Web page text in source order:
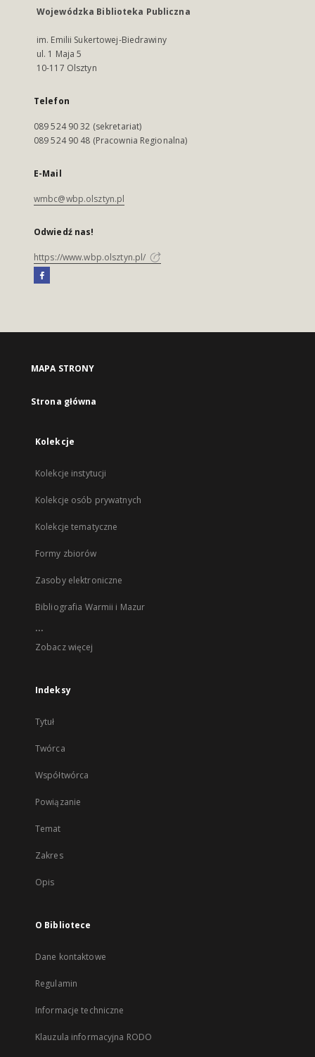
Wojewódzka Biblioteka Publiczna
im. Emilii Sukertowej-Biedrawiny
ul. 1 Maja 5
10-117 Olsztyn
Telefon
089 524 90 32 (sekretariat)
089 524 90 48 (Pracownia Regionalna)
E-Mail
wmbc@wbp.olsztyn.pl
Odwiedź nas!
https://www.wbp.olsztyn.pl/
MAPA STRONY
Strona główna
Kolekcje
Kolekcje instytucji
Kolekcje osób prywatnych
Kolekcje tematyczne
Formy zbiorów
Zasoby elektroniczne
Bibliografia Warmii i Mazur
...
Zobacz więcej
Indeksy
Tytuł
Twórca
Współtwórca
Powiązanie
Temat
Zakres
Opis
O Bibliotece
Dane kontaktowe
Regulamin
Informacje techniczne
Klauzula informacyjna RODO